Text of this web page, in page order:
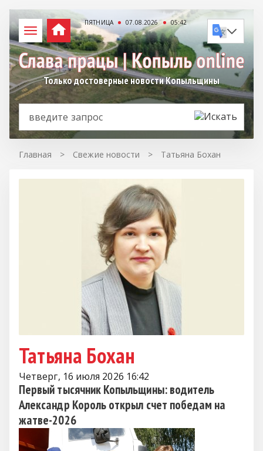
ПЯТНИЦА 07.08.2026 05:42
Только достоверные новости Копыльщины
Главная > Свежие новости > Татьяна Бохан
Татьяна Бохан
Четверг, 16 июля 2026 16:42
Первый тысячник Копыльщины: водитель
Александр Король открыл счет победам на
жатве-2026